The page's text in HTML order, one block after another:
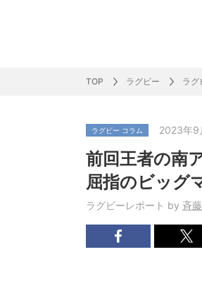
ピックアップ
困難突破トーク
柔×コラム
バドミントン
スキー
フィギュアス
フィギュアスケートーーク
バスケットボ
バレーボール
モータースポ
Mr.フクイのものしり長者 de WRC !
サイクルロー
ツールに恋して～珠玉のストーリ
サッカー&フッ
元川悦子コラム
ラグビー
be rugby ～ラグビーであれ～
野球
MLB nation
TOP ラグビー ラグ
ラグビー コラム 2023年9
前回王者の南
屈指のビッグ
ラグビーレポート by 斉